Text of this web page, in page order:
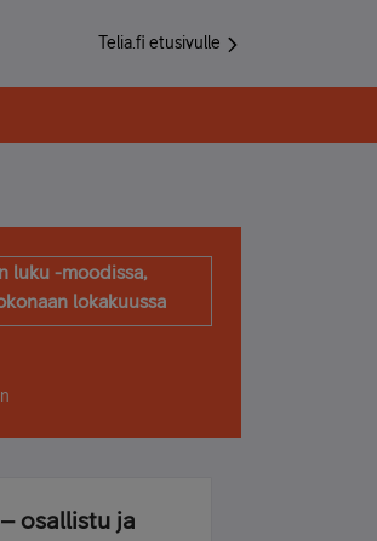
Telia.fi etusivulle
luku -moodissa,
lokakuussa
osallistu ja